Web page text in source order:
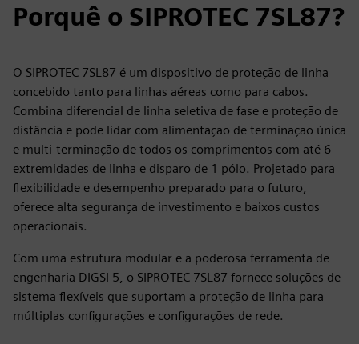
Porquê o SIPROTEC 7SL87?
O SIPROTEC 7SL87 é um dispositivo de proteção de linha
concebido tanto para linhas aéreas como para cabos.
Combina diferencial de linha seletiva de fase e proteção de
distância e pode lidar com alimentação de terminação única
e multi-terminação de todos os comprimentos com até 6
extremidades de linha e disparo de 1 pólo. Projetado para
flexibilidade e desempenho preparado para o futuro,
oferece alta segurança de investimento e baixos custos
operacionais.
Com uma estrutura modular e a poderosa ferramenta de
engenharia DIGSI 5, o SIPROTEC 7SL87 fornece soluções de
sistema flexíveis que suportam a proteção de linha para
múltiplas configurações e configurações de rede.